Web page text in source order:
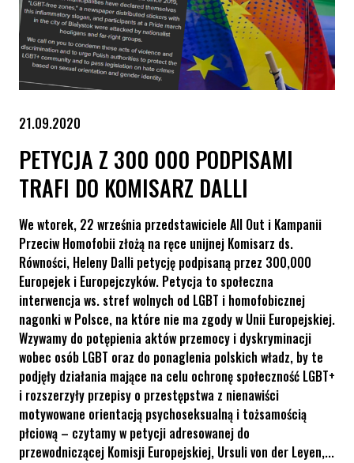
21.09.2020
PETYCJA Z 300 000 PODPISAMI
TRAFI DO KOMISARZ DALLI
We wtorek, 22 września przedstawiciele All Out i Kampanii
Przeciw Homofobii złożą na ręce unijnej Komisarz ds.
Równości, Heleny Dalli petycję podpisaną przez 300,000
Europejek i Europejczyków. Petycja to społeczna
interwencja ws. stref wolnych od LGBT i homofobicznej
nagonki w Polsce, na które nie ma zgody w Unii Europejskiej.
Wzywamy do potępienia aktów przemocy i dyskryminacji
wobec osób LGBT oraz do ponaglenia polskich władz, by te
podjęły działania mające na celu ochronę społeczność LGBT+
i rozszerzyły przepisy o przestępstwa z nienawiści
motywowane orientacją psychoseksualną i tożsamością
płciową – czytamy w petycji adresowanej do
przewodniczącej Komisji Europejskiej, Ursuli von der Leyen,...